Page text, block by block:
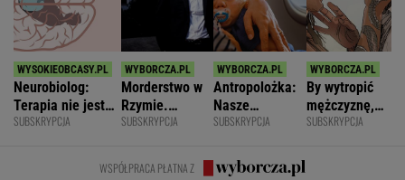
Neurobiolog:
Terapia nie jest
konieczna. Mózg
SUBSKRYPCJA
Morderstwo w
Rzymie.
Dlaczego
zniszczyli
SUBSKRYPCJA
Antropolożka:
Nasze
społeczeństwo
SUBSKRYPCJA
By wytropić
mężczyznę,
nie musi
SUBSKRYPCJA
WSPÓŁPRACA PŁATNA Z